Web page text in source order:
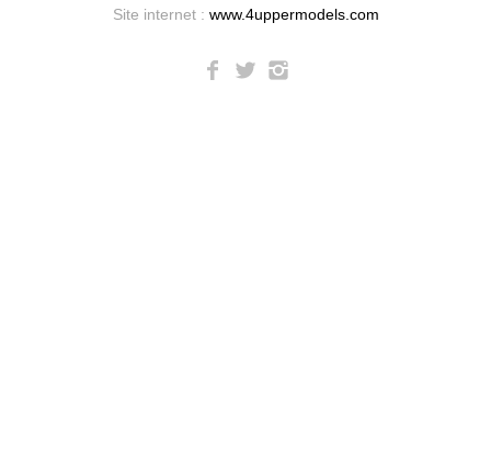
Site internet : www.4uppermodels.com